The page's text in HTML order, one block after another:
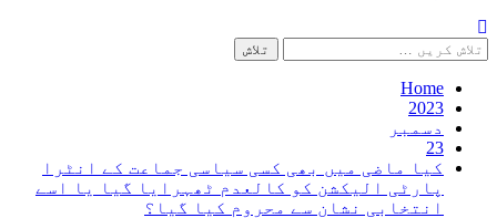
تلاش
کریں
برائے:Home
2023
دسمبر
23
کیا ماضی میں بھی کسی سیاسی جماعت کے انٹرا
پارٹی الیکشن کو کالعدم ٹھہرایا گیا یا اسے
انتخابی نشان سے محروم کیا گیا؟